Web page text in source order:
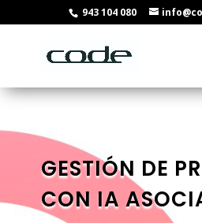
943 104 080
GESTIÓN DE
CON IA